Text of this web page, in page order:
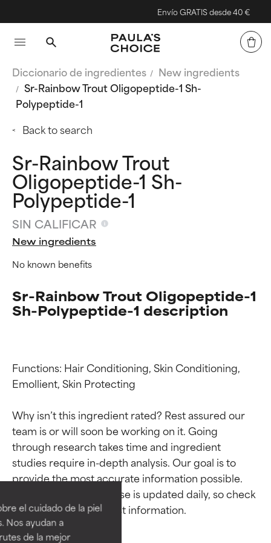
el cuidado de la piel
Nos ayudan a
de la mejor
Envío GRATIS desde 40 €
Diccionario de ingredientes
New ingredients
Sr-Rainbow Trout Oligopeptide-1 Sh-
Polypeptide-1
Back to search
Sr-Rainbow Trout
Oligopeptide-1 Sh-
Polypeptide-1
SIN CALIFICAR
New ingredients
No known benefits
Sr-Rainbow Trout Oligopeptide-1
Sh-Polypeptide-1 description
Functions: Hair Conditioning, Skin Conditioning,
Emollient, Skin Protecting
Why isn’t this ingredient rated? Rest assured our
team is or will soon be working on it. Going
through research takes time and ingredient
studies require in-depth analysis. Our goal is to
provide the most accurate information possible.
This ingredient database is updated daily, so check
Calificaciones de
ingredientes
EXCELENTE
Ingrediente sobresaliente con
Calificaciones de
ingredientes
EXCELENTE
Ingrediente sobresaliente con